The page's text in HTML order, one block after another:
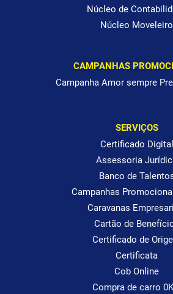
Núcleo de
Núcleo Moveleiro
CAMPANHAS
Campanha Amor sempre
SERVIÇOS
Certificado Digital
Assessoria
Banco de
Campanhas
Caravanas
Cartão de
Certificado de
Certificata
Cob Online
Compra de carro